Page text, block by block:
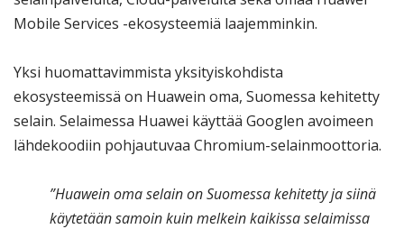
Mobile Services -ekosysteemiä laajemminkin.
Yksi huomattavimmista yksityiskohdista
ekosysteemissä on Huawein oma, Suomessa kehitetty
selain. Selaimessa Huawei käyttää Googlen avoimeen
lähdekoodiin pohjautuvaa Chromium-selainmoottoria.
”Huawein oma selain on Suomessa kehitetty ja siinä
käytetään samoin kuin melkein kaikissa selaimissa